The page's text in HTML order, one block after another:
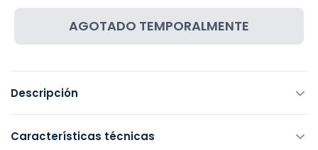
AGOTADO TEMPORALMENTE
Descripción
Características técnicas